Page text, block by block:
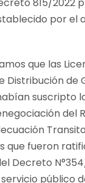
por el
que las
Distribución de
suscripto
del
que fueron
Decreto
público